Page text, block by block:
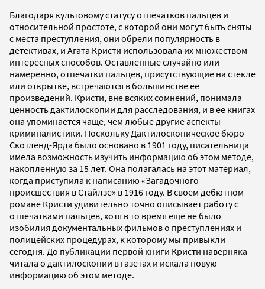
Благодаря культовому статусу отпечатков пальцев и
относительной простоте, с которой они могут быть сняты
с места преступления, они обрели популярность в
детективах, и Агата Кристи использовала их множеством
интересных способов. Оставленные случайно или
намеренно, отпечатки пальцев, присутствующие на стекле
или открытке, встречаются в большинстве ее
произведений. Кристи, вне всяких сомнений, понимала
ценность дактилоскопии для расследования, и в ее книгах
она упоминается чаще, чем любые другие аспекты
криминалистики. Поскольку Дактилоскопическое бюро
Скотленд-Ярда было основано в 1901 году, писательница
имела возможность изучить информацию об этом методе,
накопленную за 15 лет. Она полагалась на этот материал,
когда приступила к написанию «Загадочного
происшествия в Стайлзе» в 1916 году. В своем дебютном
романе Кристи удивительно точно описывает работу с
отпечатками пальцев, хотя в то время еще не было
изобилия документальных фильмов о преступлениях и
полицейских процедурах, к которому мы привыкли
сегодня. До публикации первой книги Кристи наверняка
читала о дактилоскопии в газетах и искала новую
информацию об этом методе.